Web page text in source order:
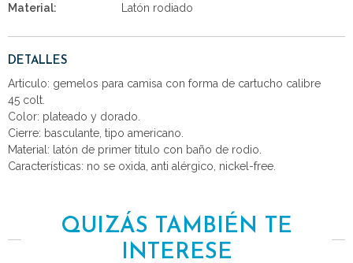
Material:
Latón rodiado
DETALLES
Articulo: gemelos para camisa con forma de cartucho calibre
45 colt.
Color: plateado y dorado.
Cierre: basculante, tipo americano.
Material: latón de primer titulo con baño de rodio.
Características: no se oxida, anti alérgico, nickel-free.
QUIZÁS TAMBIÉN TE
INTERESE